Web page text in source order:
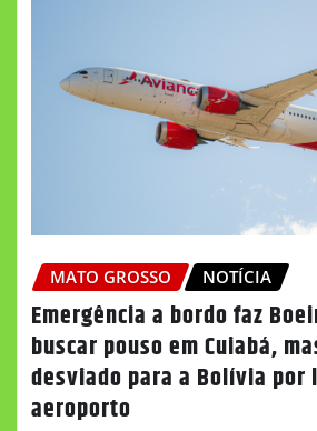
MATO GROSSO NOTÍCIA
Emergência a bordo faz
buscar pouso em Cuiabá,
desviado para a Bolívia por
aeroporto